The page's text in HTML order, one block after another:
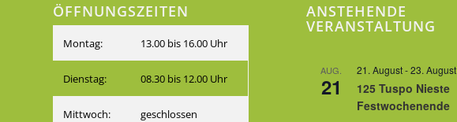
ÖFFNUNGSZEITEN
Montag: 13.00 bis 16.00 Uhr
Dienstag: 08.30 bis 12.00 Uhr
Mittwoch: geschlossen
ANSTEHENDE
VERANSTALTUNG
AUG.
21
21. August-23. August
125 Tuspo Nieste
Festwochenende